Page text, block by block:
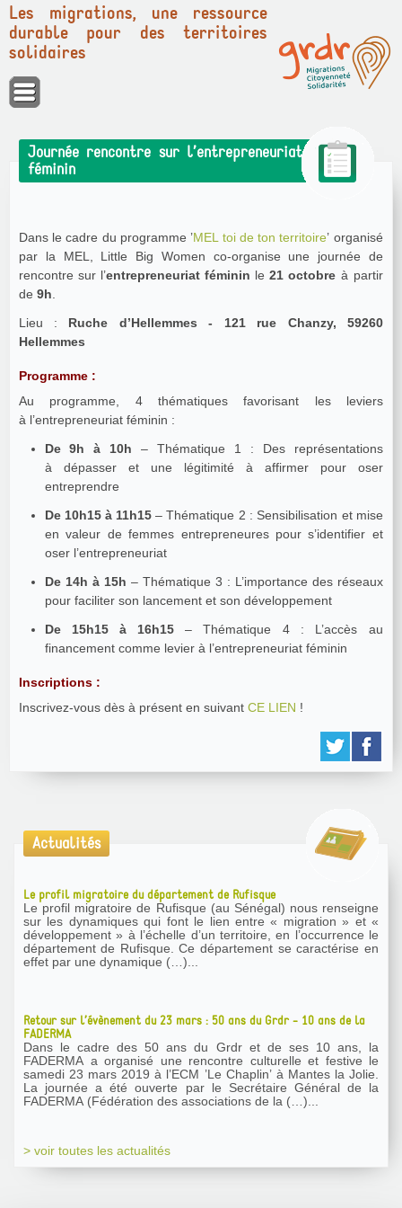
Panneau de gestion des cookies
Les migrations, une ressource
durable pour des territoires
solidaires
Journée rencontre sur l’entrepreneuriat
féminin
Dans le cadre du programme ’MEL toi de ton territoire’ organisé
par la MEL, Little Big Women co-organise une journée de
rencontre sur l’entrepreneuriat féminin le 21 octobre à partir
de 9h
Lieu : Ruche d’Hellemmes - 121 rue Chanzy, 59260
Hellemmes
Programme :
Au programme, 4 thématiques favorisant les leviers
à l’entrepreneuriat féminin :
De 9h à 10h – Thématique 1 : Des représentations
à dépasser et une légitimité à affirmer pour oser
entreprendre
De 10h15 à 11h15– Thématique 2 : Sensibilisation et mise
en valeur de femmes entrepreneures pour s’identifier et
oser l’entrepreneuriat
De 14h à 15h – Thématique 3 : L’importance des réseaux
pour faciliter son lancement et son développement
De 15h15 à 16h15– Thématique 4 : L’accès au
financement comme levier à l’entrepreneuriat féminin
Inscriptions :
Inscrivez-vous dès à présent en suivant CE LIEN !
Actualités
Le profil migratoire du département de Rufisque
Le profil migratoire de Rufisque (au Sénégal) nous renseigne
sur les dynamiques qui font le lien entre « migration » et «
développement » à l’échelle d’un territoire, en l’occurrence le
département de Rufisque. Ce département se caractérise en
effet par une dynamique (…)...
Retour sur l’évènement du 23 mars : 50 ans du Grdr - 10 ans de la
FADERMA
Dans le cadre des 50 ans du Grdr et de ses 10 ans, la
FADERMA a organisé une rencontre culturelle et festive le
samedi 23 mars 2019 à l’ECM ’Le Chaplin’ à Mantes la Jolie.
La journée a été ouverte par le Secrétaire Général de la
FADERMA (Fédération des associations de la (…)...
> voir toutes les actualités